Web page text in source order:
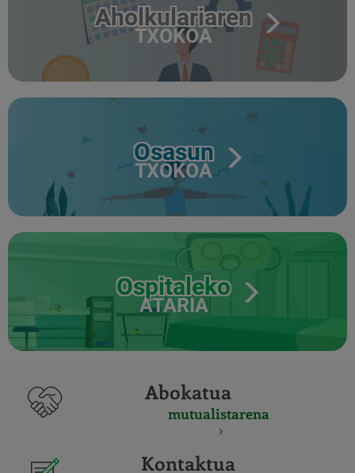
Aholkulariaren
TXOKOA
Osasun
TXOKOA
Ospitaleko
ATARIA
Abokatua
mutualistarena
Kontaktua